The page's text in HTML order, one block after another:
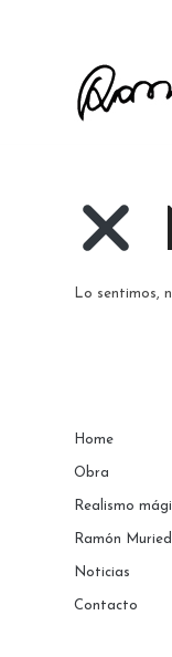
Lo sentimos,
Home
Obra
Realismo
Ramón
Noticias
Contacto